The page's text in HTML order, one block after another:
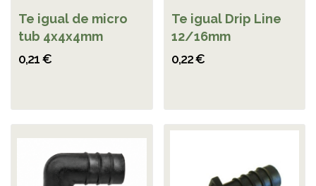
Te igual de micro
tub 4x4x4mm
0,21 €
Te igual Drip Line
12/16mm
0,22 €